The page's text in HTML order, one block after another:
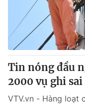
Tin nóng đầu
2000 vụ ghi
VTV.vn - Hàng loạt